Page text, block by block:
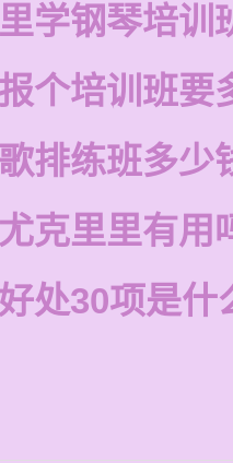
学钢琴培训
个培训班要
排练班多少
克里里有用
处30项是什